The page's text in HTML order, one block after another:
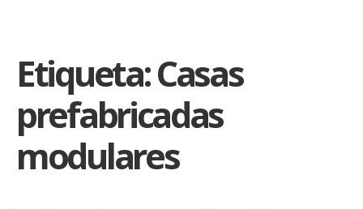
Etiqueta:Casas
prefabricadas
modulares